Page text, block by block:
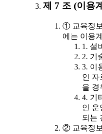
제 7 조 (이용
① 교육정
에는 이용
1. 설
2. 기
3. 이
인 자
을 경
4. 기
인 운
되는
② 교육정